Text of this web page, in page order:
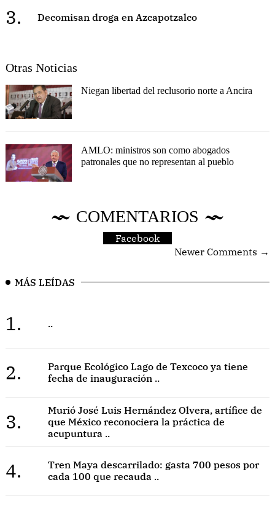
3. Decomisan droga en Azcapotzalco
Otras Noticias
Niegan libertad del reclusorio norte a Ancira
AMLO: ministros son como abogados
patronales que no representan al pueblo
COMENTARIOS
Facebook
Newer Comments →
MÁS LEÍDAS
1. ..
2.
Parque Ecológico Lago de Texcoco ya tiene
fecha de inauguración ..
3.
Murió José Luis Hernández Olvera, artífice de
que México reconociera la práctica de
acupuntura ..
4.
Tren Maya descarrilado: gasta 700 pesos por
cada 100 que recauda ..